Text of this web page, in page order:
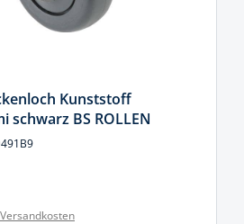
Kunststoff
schwarz BS ROLLEN